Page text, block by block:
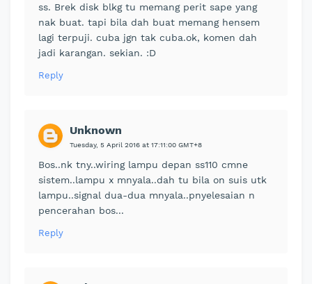
ss. Brek disk blkg tu memang perit sape yang
nak buat. tapi bila dah buat memang hensem
lagi terpuji. cuba jgn tak cuba.ok, komen dah
jadi karangan. sekian. :D
Reply
Unknown
Tuesday, 5 April 2016 at 17:11:00 GMT+8
Bos..nk tny..wiring lampu depan ss110 cmne
sistem..lampu x mnyala..dah tu bila on suis utk
lampu..signal dua-dua mnyala..pnyelesaian n
pencerahan bos...
Reply